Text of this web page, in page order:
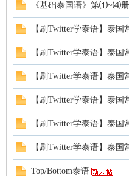
《基础泰国语》第⑴~⑷
【刷Twitter学泰语】泰国
【刷Twitter学泰语】泰国
【刷Twitter学泰语】泰
【刷Twitter学泰语】泰
【刷Twitter学泰语】泰
【刷Twitter学泰语】泰
Top/Bottom泰语